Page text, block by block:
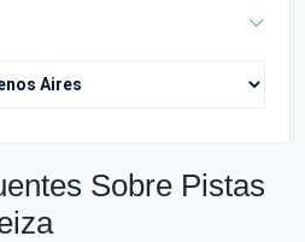
Sobre Pistas